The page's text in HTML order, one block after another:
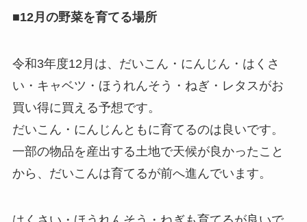
■12月の野菜を育てる場所
令和3年度12月は、だいこん・にんじん・はくさ
い・キャベツ・ほうれんそう・ねぎ・レタスがお
買い得に買える予想です。
だいこん・にんじんともに育てるのは良いです。
一部の物品を産出する土地で天候が良かったこと
から、だいこんは育てるが前へ進んでいます。